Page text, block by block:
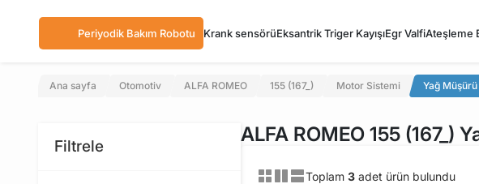
Periyodik Bakım Robotu Krank sensörüEksantrik Triger KayışıEgr ValfiAteşleme
Ana sayfa Otomotiv ALFA ROMEO 155 (167_) Motor Sistemi Yağ Müşürü
Filtrele
ALFA ROMEO 155 (167_)
Toplam 3 adet ürün bulundu